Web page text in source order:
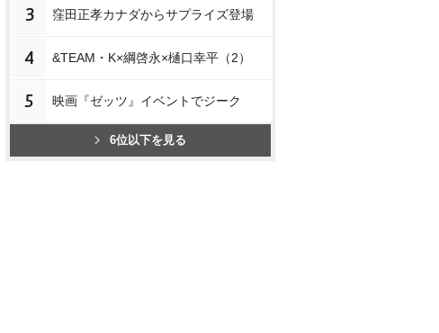
3 窪田正孝カナダからサプライズ登場
4 &TEAM・K×綱啓永×樋口幸平（2）
5 映画『ゼッツ』イベントでジーク
6位以下を見る